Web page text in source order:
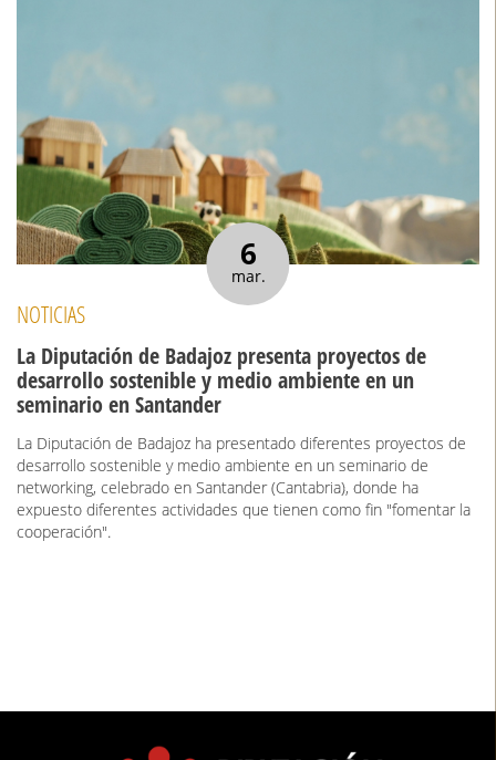
6
mar.
NOTICIAS
La Diputación de Badajoz presenta proyectos de
desarrollo sostenible y medio ambiente en un
seminario en Santander
La Diputación de Badajoz ha presentado diferentes proyectos de
desarrollo sostenible y medio ambiente en un seminario de
networking, celebrado en Santander (Cantabria), donde ha
expuesto diferentes actividades que tienen como fin "fomentar la
cooperación".